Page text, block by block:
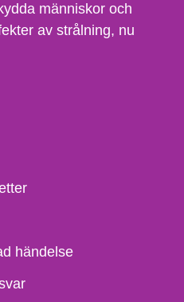
människor och
av strålning, nu
händelse